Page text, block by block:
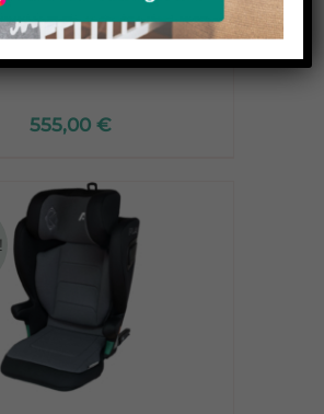
M i-Size Besafe
555,00 €